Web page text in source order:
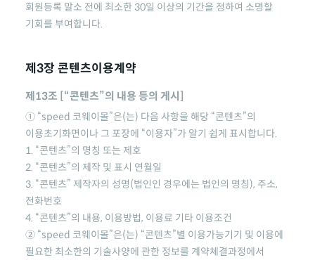
회원등록 말소 전에 최소한 30일 이상의 기간을 정하여 소명할
기회를 부여합니다.
제3장 콘텐츠이용계약
제13조 [“콘텐츠”의 내용 등의 게시]
① “speed 코웨이몰”은(는) 다음 사항을 해당 “콘텐츠”의
이용초기화면이나 그 포장에 “이용자”가 알기 쉽게 표시합니다.
1. “콘텐츠”의 명칭 또는 제호
2. “콘텐츠”의 제작 및 표시 연월일
3. “콘텐츠” 제작자의 성명(법인인 경우에는 법인의 명칭), 주소,
전화번호
4. “콘텐츠”의 내용, 이용방법, 이용료 기타 이용조건
② “speed 코웨이몰”은(는) “콘텐츠”별 이용가능기기 및 이용에
필요한 최소한의 기술사양에 관한 정보를 계약체결과정에서